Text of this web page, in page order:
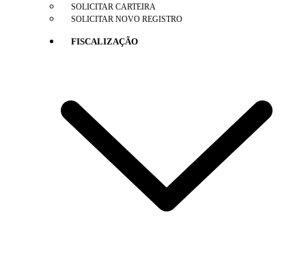
SOLICITAR CARTEIRA
SOLICITAR NOVO REGISTRO
FISCALIZAÇÃO